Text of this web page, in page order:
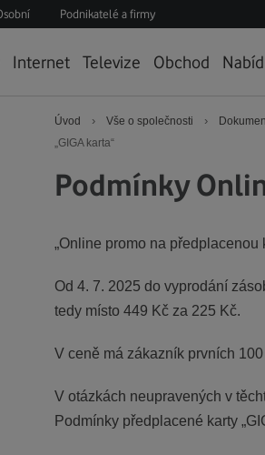
Podnikatelé a firmy
Internet Televize Obchod
Úvod › Vše o společnosti ›
„GIGA karta“
Podmínky
„Online promo na předplacenou
Od 4. 7. 2025 do vyprodání
tedy místo 449 Kč za 225 Kč.
V ceně má zákazník prvních
V otázkách neupravených v
Podmínky předplacené karty